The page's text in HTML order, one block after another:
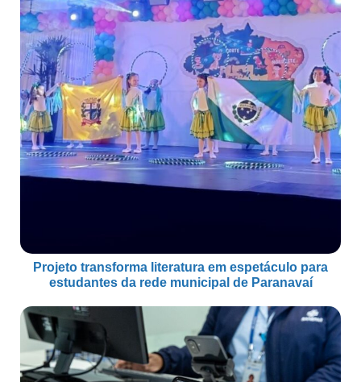
Projeto transforma literatura em espetáculo para
estudantes da rede municipal de Paranavaí